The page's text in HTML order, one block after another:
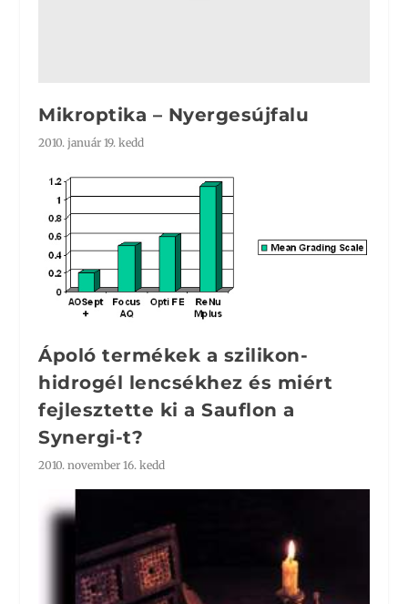
Mikroptika – Nyergesújfalu
2010. január 19. kedd
Ápoló termékek a szilikon-
hidrogél lencsékhez és miért
fejlesztette ki a Sauflon a
Synergi-t?
2010. november 16. kedd